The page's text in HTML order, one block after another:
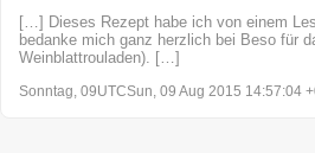
[…] Dieses Rezept habe ich von einem
bedanke mich ganz herzlich bei Beso für
Weinblattrouladen). […]
Sonntag, 09UTCSun, 09 Aug 2015 14:57:04